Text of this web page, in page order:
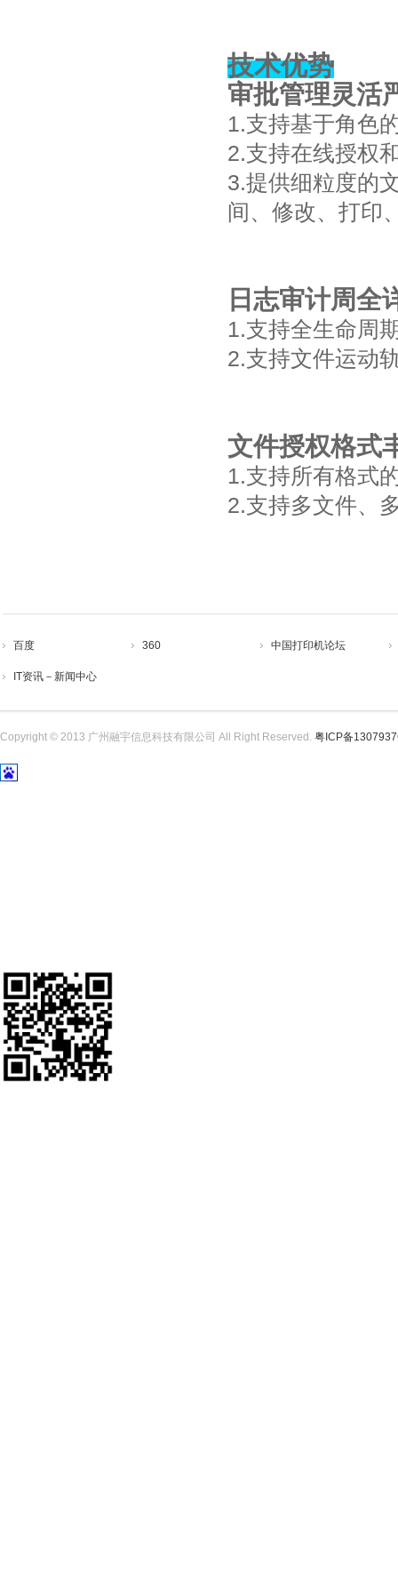
技术优势
审批管理灵活
1.支持基于角色
2.支持在线授权
3.提供细粒度的
间、修改、打印
日志审计周全
1.支持全生命周
2.支持文件运动
文件授权格式
1.支持所有格式
2.支持多文件、
百度 360 中国打印机论坛
IT资讯－新闻中心
Copyright © 2013 广州融宇信息科技有限公司 All Right Reserved. 粤ICP备